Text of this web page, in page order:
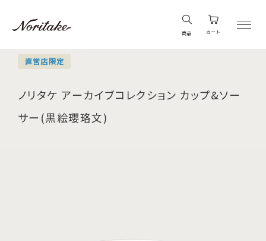
商品 カート
直営店限定
ノリタケ アーカイブコレクション カップ&ソー
サー(黒絵瓔珞文)